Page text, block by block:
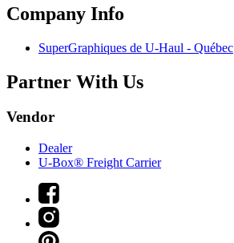
Company Info
SuperGraphiques de U-Haul - Québec
Partner With Us
Vendor
Dealer
U-Box® Freight Carrier